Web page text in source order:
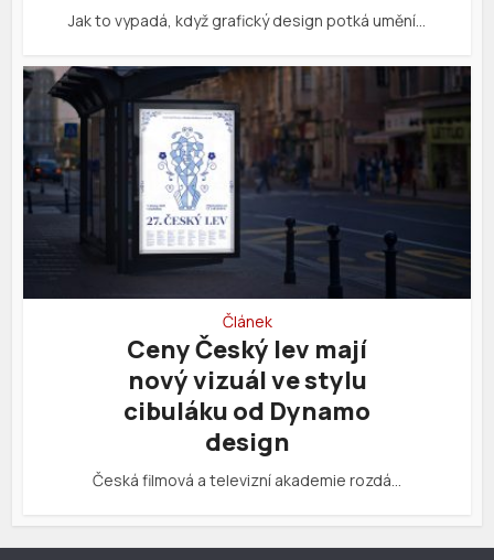
Jak to vypadá, když grafický design potká umění…
Článek
Ceny Český lev mají
nový vizuál ve stylu
cibuláku od Dynamo
design
Česká filmová a televizní akademie rozdá…